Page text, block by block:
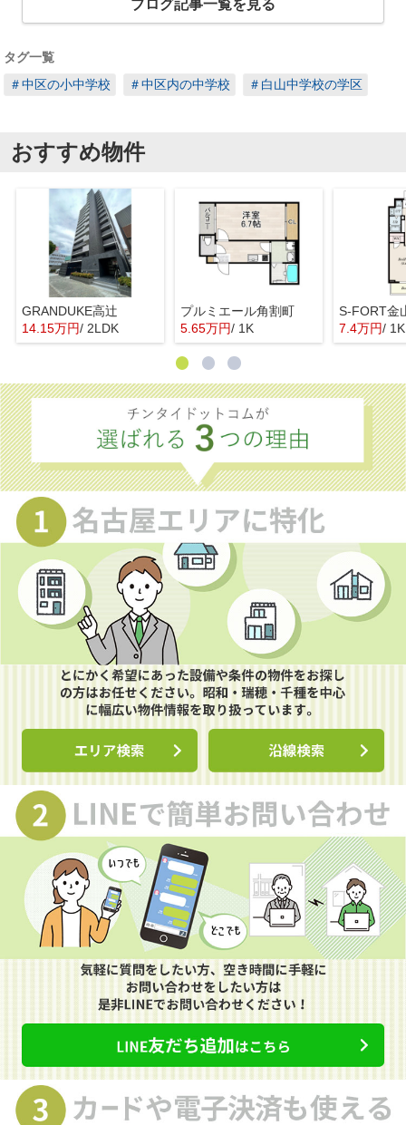
ブログ記事一覧を見る
タグ一覧
＃中区の小中学校
＃中区内の中学校 ＃白山中学校の学区
おすすめ物件
GRANDUKE高辻
14.15万円/ 2LDK
プルミエール角割町
5.65万円/ 1K
S-FORT金
7.4万円/ 1K